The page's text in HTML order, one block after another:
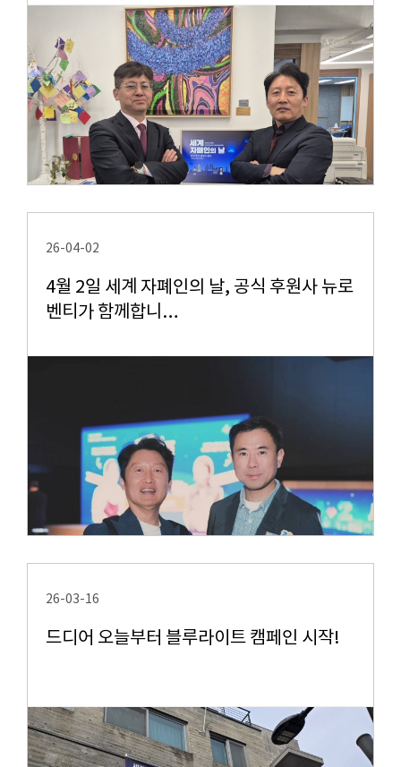
26-04-02
4월 2일 세계 자폐인의 날, 공식 후원사 뉴로
벤티가 함께합니…
26-03-16
드디어 오늘부터 블루라이트 캠페인 시작!